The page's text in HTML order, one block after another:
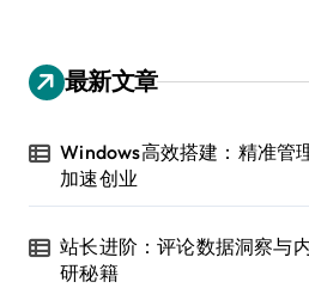
最新文章
Windows高效搭建：精准管
加速创业
站长进阶：评论数据洞察与
研秘籍